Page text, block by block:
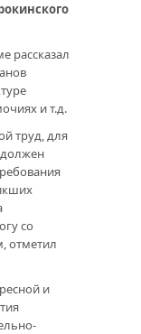
рассказал
и т.д.
труд, для
должен
со
отметил
и